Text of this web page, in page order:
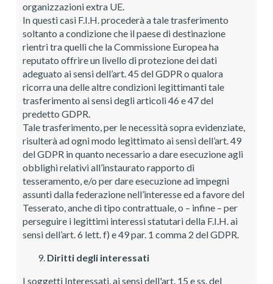
organizzazioni extra UE.
In questi casi F.I.H. procederà a tale trasferimento
soltanto a condizione che il paese di destinazione
rientri tra quelli che la Commissione Europea ha
reputato offrire un livello di protezione dei dati
adeguato ai sensi dell’art. 45 del GDPR o qualora
ricorra una delle altre condizioni legittimanti tale
trasferimento ai sensi degli articoli 46 e 47 del
predetto GDPR.
Tale trasferimento, per le necessità sopra evidenziate,
risulterà ad ogni modo legittimato ai sensi dell’art. 49
del GDPR in quanto necessario a dare esecuzione agli
obblighi relativi all’instaurato rapporto di
tesseramento, e/o per dare esecuzione ad impegni
assunti dalla federazione nell’interesse ed a favore del
Tesserato, anche di tipo contrattuale, o – infine – per
perseguire i legittimi interessi statutari della F.I.H. ai
sensi dell’art. 6 lett. f) e 49 par. 1 comma 2 del GDPR.
Diritti degli interessati
I soggetti Interessati, ai sensi dell'art. 15 e ss. del